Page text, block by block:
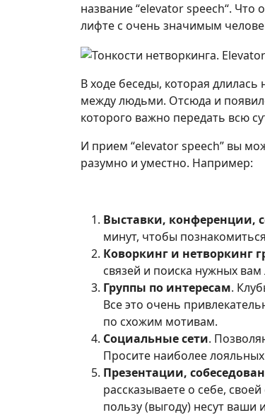
название “elevator speech“. Что
лифте с очень значимым
В ходе беседы, которая длилась
между людьми. Отсюда и
которого важно передать всю
И прием “elevator speech” вы
разумно и уместно. Например:
Выставки, конференции,
минут, чтобы
Коворкинг и нетворкинг
связей и поиска нужных
Группы по интересам.
Все это очень
по схожим мотивам.
Социальные сети.
Просите наиболее
Презентации,
рассказываете о себе,
пользу (выгоду) несут ваши